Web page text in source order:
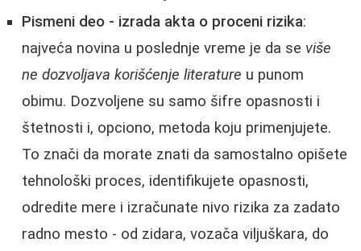
Pismeni deo - izrada akta o proceni rizika:
najveća novina u poslednje vreme je da se više
ne dozvoljava korišćenje literature u punom
obimu. Dozvoljene su samo šifre opasnosti i
štetnosti i, opciono, metoda koju primenjujete.
To znači da morate znati da samostalno opišete
tehnološki proces, identifikujete opasnosti,
odredite mere i izračunate nivo rizika za zadato
radno mesto - od zidara, vozača viljuškara, do